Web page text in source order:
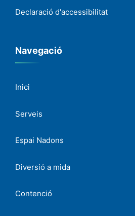
Declaració d'accessibilitat
Navegació
Inici
Serveis
Espai Nadons
Diversió a mida
Contenció